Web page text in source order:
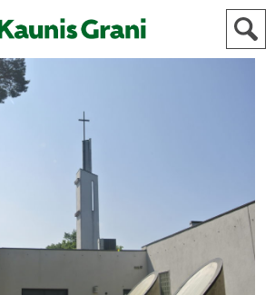
STADEN
AKTUELLT
KULTUR
HISTORIA
ALLMÄN
FÖR